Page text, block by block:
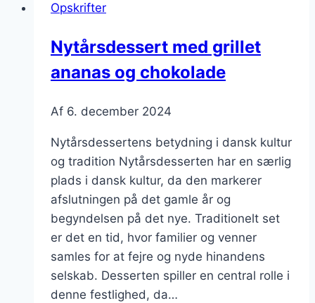
Opskrifter
Nytårsdessert med grillet
ananas og chokolade
Af 6. december 2024
Nytårsdessertens betydning i dansk kultur
og tradition Nytårsdesserten har en særlig
plads i dansk kultur, da den markerer
afslutningen på det gamle år og
begyndelsen på det nye. Traditionelt set
er det en tid, hvor familier og venner
samles for at fejre og nyde hinandens
selskab. Desserten spiller en central rolle i
denne festlighed, da…